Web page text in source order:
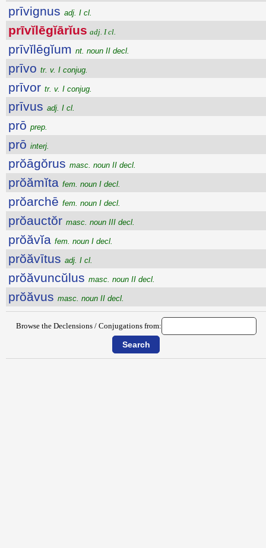
prīvignus adj. I cl.
prīvĭlēgĭārĭus adj. I cl.
prīvĭlēgĭum nt. noun II decl.
prīvo tr. v. I conjug.
prīvor tr. v. I conjug.
prīvus adj. I cl.
prō prep.
prō interj.
prŏāgŏrus masc. noun II decl.
prŏămĭta fem. noun I decl.
prŏarchē fem. noun I decl.
prŏauctŏr masc. noun III decl.
prŏăvĭa fem. noun I decl.
prŏăvītus adj. I cl.
prŏăvuncŭlus masc. noun II decl.
prŏăvus masc. noun II decl.
Browse the Declensions / Conjugations from: